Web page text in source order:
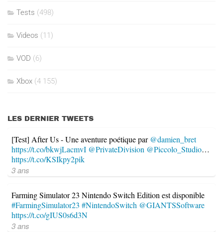
Tests (498)
Videos (11)
VOD (6)
Xbox (4 155)
LES DERNIER TWEETS
[Test] After Us - Une aventure poétique par @damien_bret
https://t.co/bkwjLacmvI @PrivateDivision @Piccolo_Studio…
https://t.co/KSIkpy2pik
3 ans
Farming Simulator 23 Nintendo Switch Edition est disponible
#FarmingSimulator23 #NintendoSwitch @GIANTSSoftware
https://t.co/gIUS0s6d3N
3 ans